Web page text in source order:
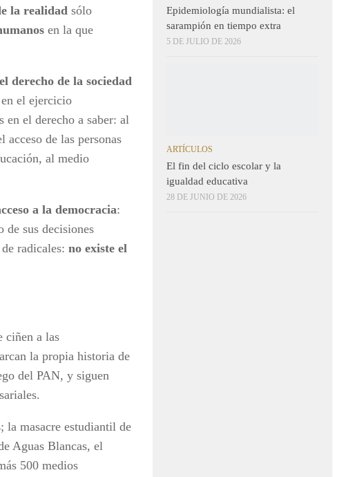
la realidad sólo
en la que
derecho de la sociedad
el ejercicio
en el derecho a saber: al
de las personas
al medio
a la democracia:
de sus decisiones
radicales: no existe el
ciñen a las
la propia historia de
del PAN, y siguen
; la masacre estudiantil de
Aguas Blancas, el
500 medios
Epidemiología mundialista: el
sarampión en tiempo extra
5 DE JULIO DE 2026
ARTÍCULOS
El fin del ciclo escolar y la
igualdad educativa
28 DE JUNIO DE 2026